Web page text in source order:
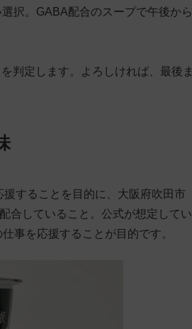
択。GABA配合のスープで午後から
判定します。よろしければ、最後ま
することを目的に、大阪府吹田市
合していること。公式が想定してい
事を応援することが目的です。